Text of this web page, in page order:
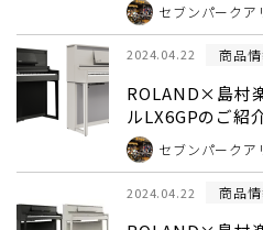
セブンパークア
2024.04.22 商品
ROLAND×島村
ルLX6GPのご紹
セブンパークア
2024.04.22 商品